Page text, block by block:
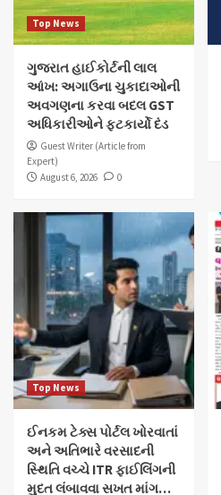
Top News
ગુજરાત હાઈકોર્ટની લાલ
આંખ: અગાઉના ચુકાદાઓની
અવગણના કરવા બદલ GST
અધિકારીઓને ફટકાર્યો દંડ
Guest Writer (Article from
Expert)
August 6, 2026
0
Top News
ઈનકમ ટેક્સ પોર્ટલ ખોરવાતાં
અને અતિભારે વરસાદની
સ્થિતિ વચ્ચે ITR ફાઈલિંગની
મુદત લંબાવવા સખત માંગ…